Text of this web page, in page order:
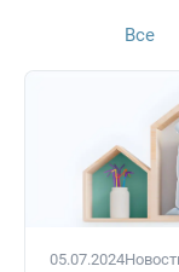
Все
05.07.2024